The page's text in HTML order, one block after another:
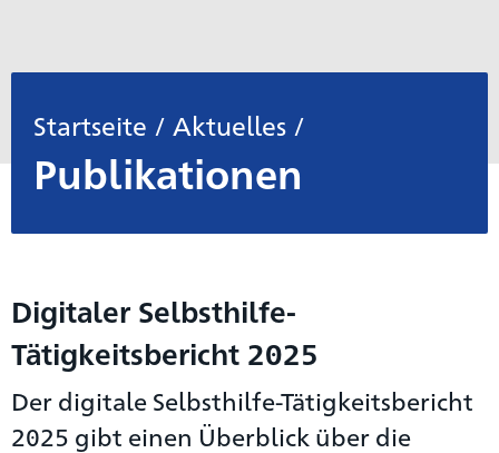
Startseite / Aktuelles /
Publikationen
Digitaler Selbsthilfe-
Tätigkeitsbericht 2025
Der digitale Selbsthilfe-Tätigkeitsbericht
2025 gibt einen Überblick über die